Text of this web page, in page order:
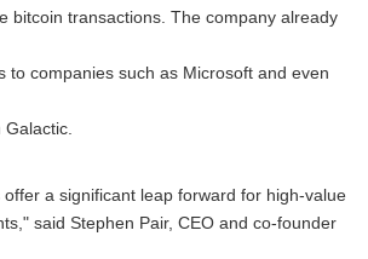
bitcoin transactions. The company already
to companies such as Microsoft and even
Galactic.
a significant leap forward for high-value
said Stephen Pair, CEO and co-founder